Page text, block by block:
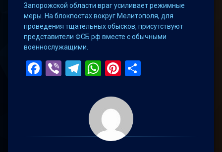
Запорожской области враг усиливает режимные
меры. На блокпостах вокруг Мелитополя, для
проведения тщательных обысков, присутствуют
представители ФСБ рф вместе с обычными
военнослужащими.
Facebook
ViberTelegram
WhatsApp
Pinterest